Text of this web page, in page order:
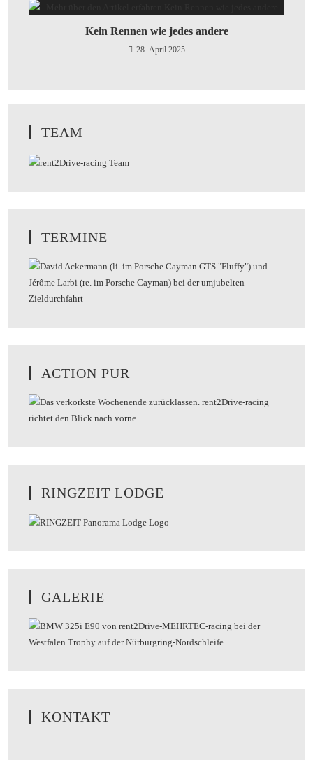
Kein Rennen wie jedes andere
28. April 2025
TEAM
TERMINE
ACTION PUR
RINGZEIT LODGE
GALERIE
KONTAKT